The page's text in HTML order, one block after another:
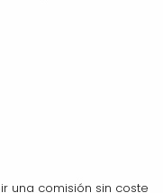
una comisión sin coste